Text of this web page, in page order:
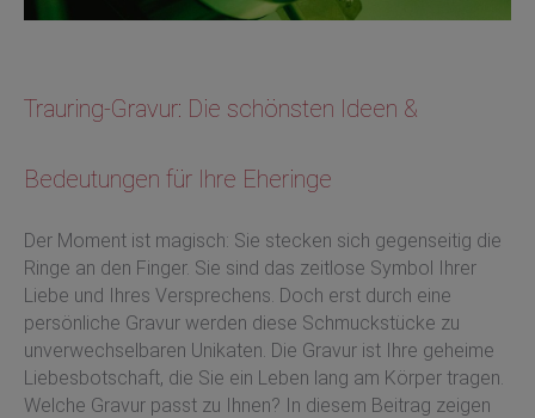
Trauring-Gravur: Die schönsten Ideen &
Bedeutungen für Ihre Eheringe
Der Moment ist magisch: Sie stecken sich gegenseitig die
Ringe an den Finger. Sie sind das zeitlose Symbol Ihrer
Liebe und Ihres Versprechens. Doch erst durch eine
persönliche Gravur werden diese Schmuckstücke zu
unverwechselbaren Unikaten. Die Gravur ist Ihre geheime
Liebesbotschaft, die Sie ein Leben lang am Körper tragen.
Welche Gravur passt zu Ihnen? In diesem Beitrag zeigen